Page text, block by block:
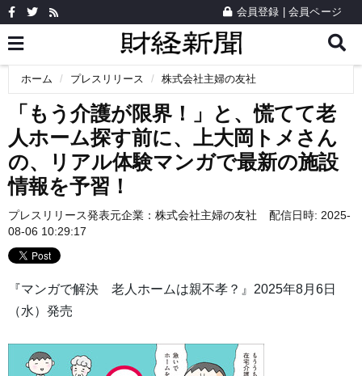
会員登録 会員ページ
ホーム プレスリリース 株式会社主婦の友社
「もう介護が限界！」と、慌てて老
人ホーム探す前に、上大岡トメさん
の、リアル体験マンガで最新の施設
情報を予習！
プレスリリース発表元企業： 株式会社主婦の友社
配信日時: 2025-
08-06 10:29:17
『マンガで解決 老人ホームは親不孝？』2025年8月6日
（水）発売